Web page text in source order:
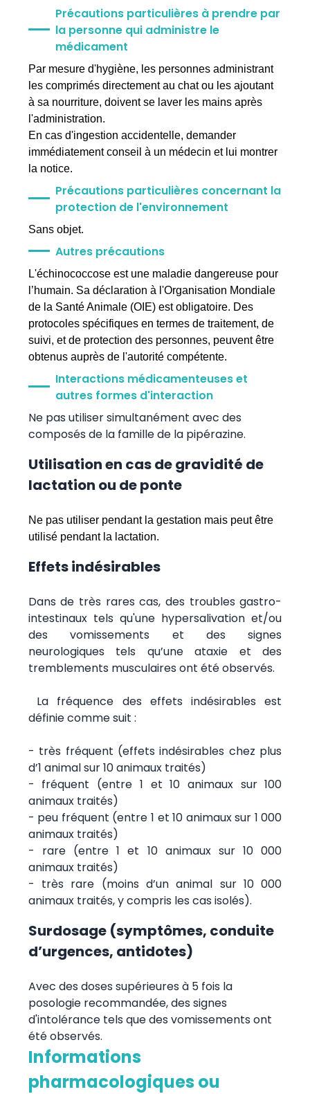
Précautions particulières à prendre par
la personne qui administre le
médicament
Par mesure d'hygiène, les personnes administrant
les comprimés directement au chat ou les ajoutant
à sa nourriture, doivent se laver les mains après
l'administration.
En cas d'ingestion accidentelle, demander
immédiatement conseil à un médecin et lui montrer
la notice.
Précautions particulières concernant la
protection de l'environnement
Sans objet.
Autres précautions
L'échinococcose est une maladie dangereuse pour
l’humain. Sa déclaration à l'Organisation Mondiale
de la Santé Animale (OIE) est obligatoire. Des
protocoles spécifiques en termes de traitement, de
suivi, et de protection des personnes, peuvent être
obtenus auprès de l'autorité compétente.
Interactions médicamenteuses et
autres formes d'interaction
Ne pas utiliser simultanément avec des
composés de la famille de la pipérazine.
Utilisation en cas de gravidité de
lactation ou de ponte
Ne pas utiliser pendant la gestation mais peut être
utilisé pendant la lactation.
Effets indésirables
Dans de très rares cas, des troubles gastro-
intestinaux tels qu'une hypersalivation et/ou
des vomissements et des signes
neurologiques tels qu’une ataxie et des
tremblements musculaires ont été observés.
La fréquence des effets indésirables est
définie comme suit :
- très fréquent (effets indésirables chez plus
d’1 animal sur 10 animaux traités)
- fréquent (entre 1 et 10 animaux sur 100
animaux traités)
- peu fréquent (entre 1 et 10 animaux sur 1 000
animaux traités)
- rare (entre 1 et 10 animaux sur 10 000
animaux traités)
- très rare (moins d’un animal sur 10 000
animaux traités, y compris les cas isolés).
Surdosage (symptômes, conduite
d’urgences, antidotes)
Avec des doses supérieures à 5 fois la
posologie recommandée, des signes
d'intolérance tels que des vomissements ont
été observés.
Informations
pharmacologiques ou